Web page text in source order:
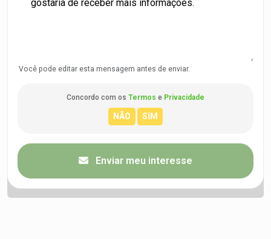
Você pode editar esta mensagem antes de enviar.
Concordo com os Termos e Privacidade
Enviar meu interesse